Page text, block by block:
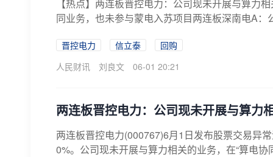
【热点】两连板晋控电力：公司现未开展与算力
同业务，也未参与蒙电入苏项目两连板深南电A
晋控电力 信立泰
回购
人民财讯
刘良文 06-01 20:21
两连板晋控电力：公司现未开展与算力
两连板晋控电力(000767)6月1日发布股票交易异
0%。公司现未开展与算力相关的业务，在“算电